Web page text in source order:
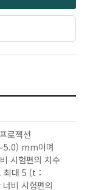
로젝션
mm이며
시험편의 치수
대 5 (t：
비 시험편의